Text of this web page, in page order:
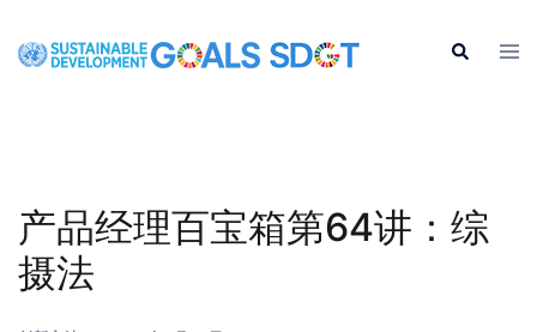
产品经理百宝箱第64讲：综
摄法